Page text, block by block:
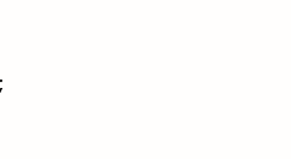
;